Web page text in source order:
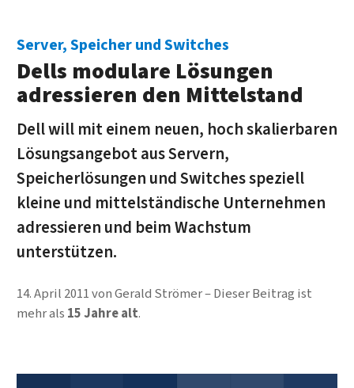
Server, Speicher und Switches
Dells modulare Lösungen
adressieren den Mittelstand
Dell will mit einem neuen, hoch skalierbaren
Lösungsangebot aus Servern,
Speicherlösungen und Switches speziell
kleine und mittelständische Unternehmen
adressieren und beim Wachstum
unterstützen.
14. April 2011vonGerald Strömer
Dieser Beitrag ist
mehr als 15 Jahre alt.